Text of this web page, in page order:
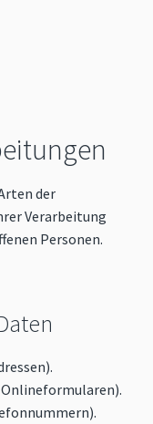
der
Verarbeitung
Personen.